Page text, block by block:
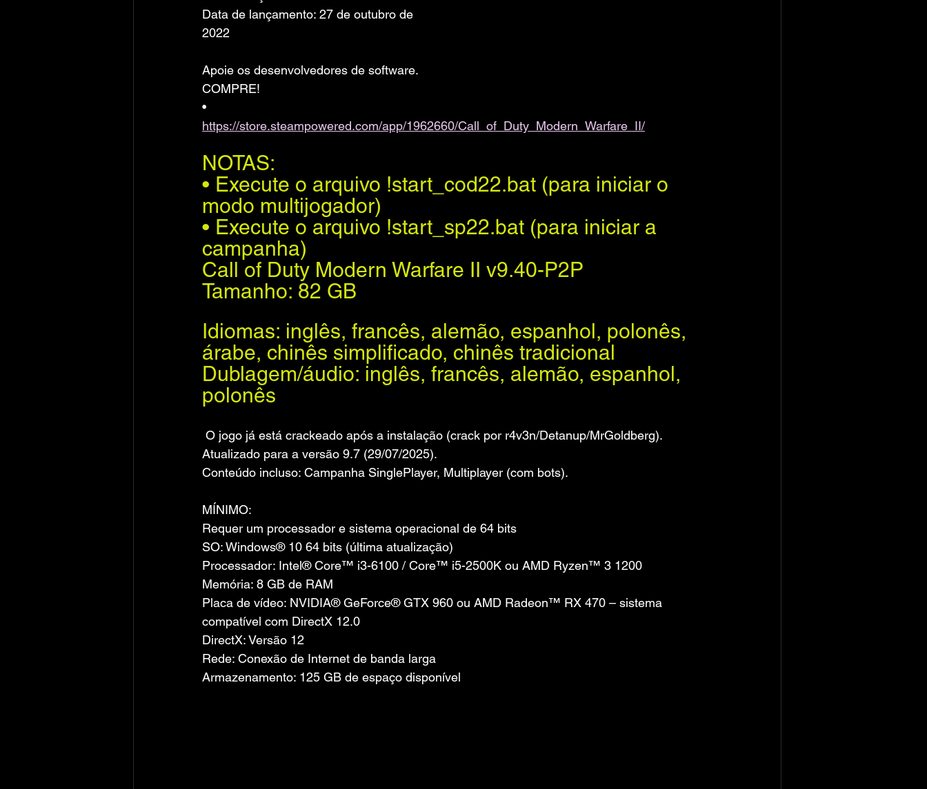
Data de lançamento: 27 de outubro de
2022
Apoie os desenvolvedores de software.
COMPRE!
•
https://store.steampowered.com/app/1962660/Call_of_Duty_Modern_Warfare_II/
NOTAS:
• Execute o arquivo !start_cod22.bat (para iniciar o
modo multijogador)
• Execute o arquivo !start_sp22.bat (para iniciar a
campanha)
Call of Duty Modern Warfare II v9.40-P2P
Tamanho: 82 GB
Idiomas: inglês, francês, alemão, espanhol, polonês,
árabe, chinês simplificado, chinês tradicional
Dublagem/áudio: inglês, francês, alemão, espanhol,
polonês
Atualizado para a versão 9.7 (29/07/2025).
Conteúdo incluso: Campanha SinglePlayer, Multiplayer (com bots).
MÍNIMO:
Requer um processador e sistema operacional de 64 bits
SO: Windows® 10 64 bits (última atualização)
Processador: Intel® Core™ i3-6100 / Core™ i5-2500K ou AMD Ryzen™ 3 1200
Memória: 8 GB de RAM
Placa de vídeo: NVIDIA® GeForce® GTX 960 ou AMD Radeon™ RX 470 – sistema
compatível com DirectX 12.0
DirectX: Versão 12
Rede: Conexão de Internet de banda larga
Armazenamento: 125 GB de espaço disponível